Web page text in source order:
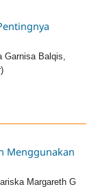
Garnisa Balqis,
Menggunakan
Margareth G